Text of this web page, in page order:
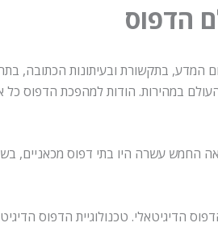
הדפוס
המדע, בתקשורת ובעיתונות הכתובה,
במהירות. הודות למהפכת הדפוס כל
הדיגיטאלי. טכנולוגיית הדפוס